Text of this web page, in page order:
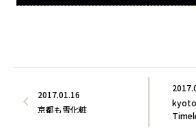
2017.01.16
京都も雪化粧